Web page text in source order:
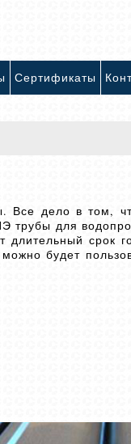
Сертификаты
Все дело в том,
трубы для
срок
будет